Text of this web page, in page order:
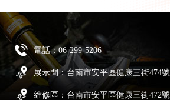
電話：06-299-5206
展示間：台南市安平區健康三街474號
維修區：台南市安平區健康三街472號